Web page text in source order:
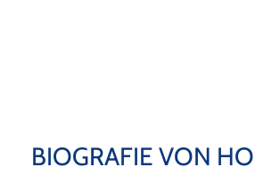
Sea Shanty Medley
BIOGRAFIE VON